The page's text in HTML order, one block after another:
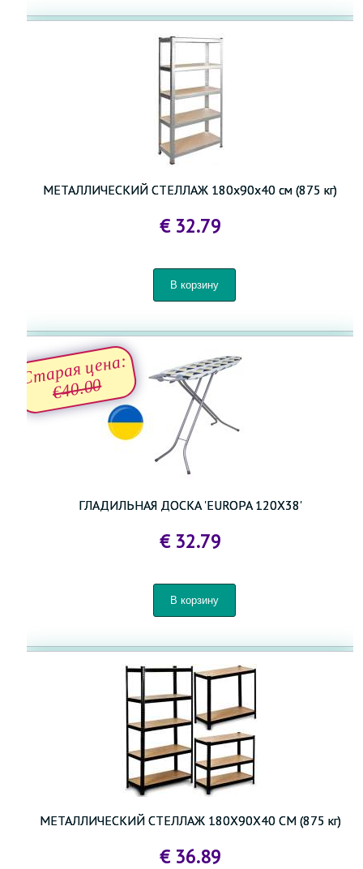
МЕТАЛЛИЧЕСКИЙ СТЕЛЛАЖ 180x90x40 см (875 кг)
€ 32.79
ГЛАДИЛЬНАЯ ДОСКА 'EUROPA 120X38'
Старая цена:
€40.00
€ 32.79
МЕТАЛЛИЧЕСКИЙ СТЕЛЛАЖ 180X90X40 СМ (875 кг)
€ 36.89